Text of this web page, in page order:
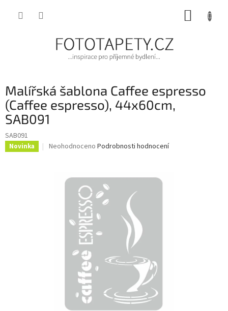
Malířská šablona Caffee espresso
(Caffee espresso), 44x60cm,
SAB091
SAB091
Novinka
Průměrné
hvězdiček.
Neohodnoceno Podrobnosti hodnocení